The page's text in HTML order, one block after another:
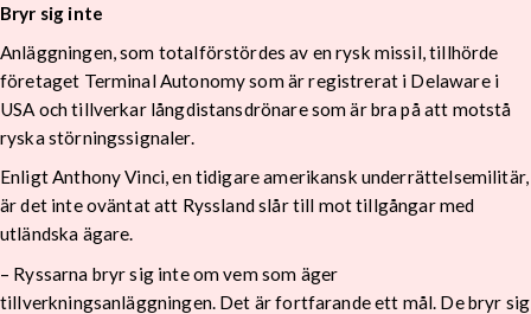
Bryr sig inte
Anläggningen, som totalförstördes av en rysk missil, tillhörde
företaget Terminal Autonomy som är registrerat i Delaware i
USA och tillverkar långdistansdrönare som är bra på att motstå
ryska störningssignaler.
Enligt Anthony Vinci, en tidigare amerikansk underrättelsemilitär,
är det inte oväntat att Ryssland slår till mot tillgångar med
utländska ägare.
– Ryssarna bryr sig inte om vem som äger
tillverkningsanläggningen. Det är fortfarande ett mål. De bryr sig